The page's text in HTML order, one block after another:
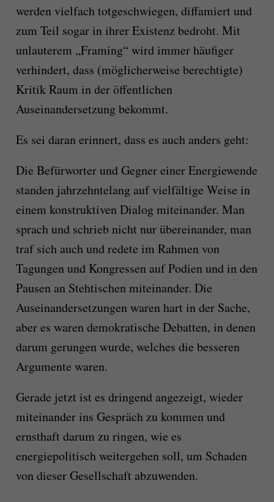
wer­den vielfach totgeschwiegen, diffa­miert und
zum Teil sogar in ihrer Existenz bedroht. Mit
unlauterem „Framing“ wird immer häufiger
verhindert, dass (möglicher­weise berechtigte)
Kritik Raum in der öffent­lichen
Auseinandersetzung bekommt.
Es sei daran erinnert, dass es auch anders geht:
Die Befürworter und Gegner einer Energiewende
standen jahrzehntelang auf vielfältige Weise in
einem konstruktiven Dialog miteinander. Man
sprach und schrieb nicht nur übereinander, man
traf sich auch und redete im Rahmen von
Tagungen und Kongressen auf Podien und in den
Pausen an Stehtischen miteinander. Die
Auseinander­setzungen waren hart in der Sache,
aber es waren demokratische Debatten, in denen
darum gerungen wurde, welches die besseren
Argumente waren.
Gerade jetzt ist es dringend angezeigt, wieder
miteinander ins Gespräch zu kommen und
ernsthaft darum zu ringen, wie es
ener­giepolitisch weitergehen soll, um Schaden
von dieser Gesellschaft abzuwenden.